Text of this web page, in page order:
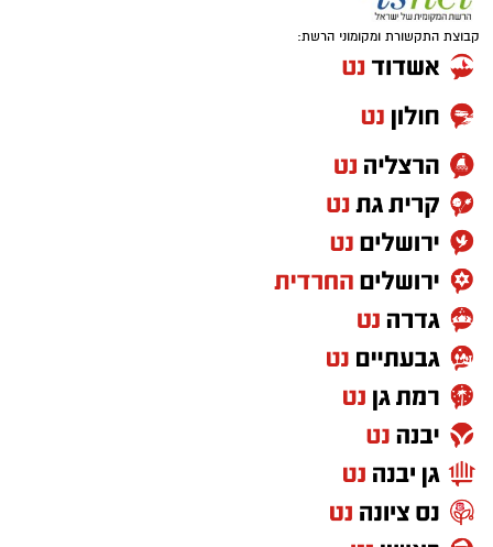
קבוצת התקשורת ומקומוני הרשת: